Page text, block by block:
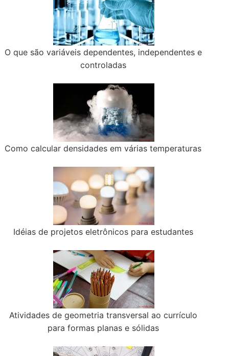
O que são variáveis dependentes, independentes e
controladas
Como calcular densidades em várias temperaturas
Idéias de projetos eletrônicos para estudantes
Atividades de geometria transversal ao currículo
para formas planas e sólidas